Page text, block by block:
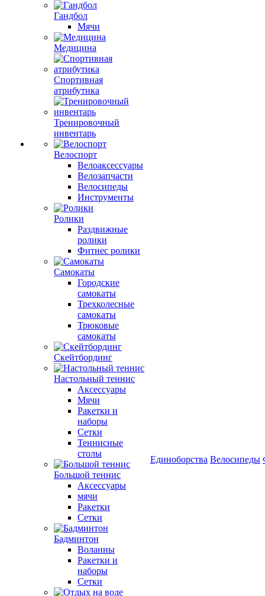
Гандбол
Мячи
Медицина
Спортивная
атрибутика
Тренировочный
инвентарь
Велоспорт
Велоаксессуары
Велозапчасти
Велосипеды
Инструменты
Ролики
Раздвижные
ролики
Фитнес ролики
Самокаты
Городские
самокаты
Трехколесные
самокаты
Трюковые
самокаты
Скейтбординг
Настольный теннис
Аксессуары
Мячи
Ракетки и
наборы
Сетки
Теннисные
столы
Большой теннис
Аксессуары
мячи
Ракетки
Сетки
Бадминтон
Воланны
Ракетки и
наборы
Сетки
Единоборства Велосипеды